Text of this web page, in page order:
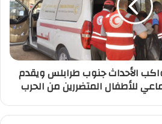
الأحداث جنوب طرابلس ويقدم
للأطفال المتضررين من الحرب